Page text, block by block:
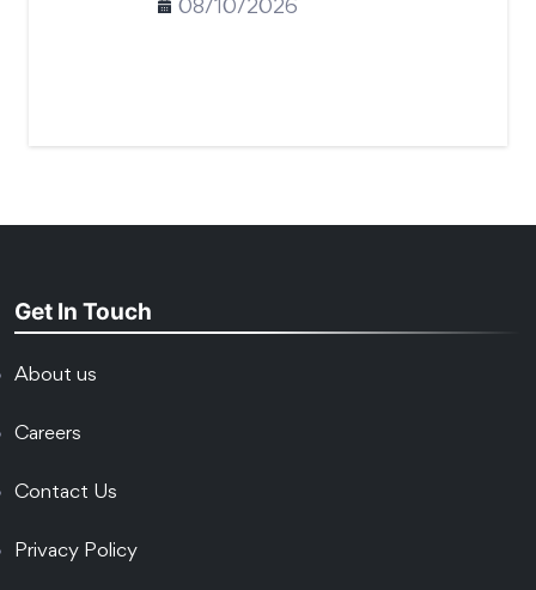
08/10/2026
Get In Touch
About us
Careers
Contact Us
Privacy Policy